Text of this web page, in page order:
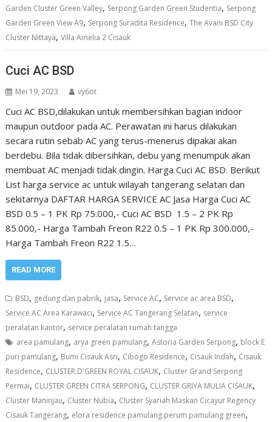
Garden Cluster Green Valley, Serpong Garden Green Studentia, Serpong
Garden Green View A9, Serpong Suradita Residence,The Avani BSD City
Cluster Nittaya,Villa Amelia 2 Cisauk
Cuci AC BSD
Mei 19, 2023 vy6ot
Cuci AC BSD,dilakukan untuk membersihkan bagian indoor
maupun outdoor pada AC. Perawatan ini harus dilakukan
secara rutin sebab AC yang terus-menerus dipakai akan
berdebu. Bila tidak dibersihkan, debu yang menumpuk akan
membuat AC menjadi tidak dingin. Harga Cuci AC BSD. Berikut
List harga service ac untuk wilayah tangerang selatan dan
sekitarnya DAFTAR HARGA SERVICE AC Jasa Harga Cuci AC
BSD 0.5 – 1 PK Rp 75.000,- Cuci AC BSD 1.5 – 2 PK Rp
85.000,- Harga Tambah Freon R22 0.5 – 1 PK Rp 300.000,-
Harga Tambah Freon R22 1.5…
READ MORE
BSD, gedung dan pabrik, jasa, Service AC, Service ac area BSD,
Service AC Area Karawaci, Service AC Tangerang Selatan, service
peralatan kantor, service peralatan rumah tangga
area pamulang, arya green pamulang,Astoria Garden Serpong, block E
puri pamulang, Bumi Cisauk Asri, Cibogo Residence, Cisauk Indah, Cisauk
Residence, CLUSTER D'GREEN ROYAL CISAUK, Cluster Grand Serpong
Permai, CLUSTER GREEN CITRA SERPONG, CLUSTER GRIYA MULIA CISAUK,
Cluster Maninjau, Cluster Nubia, Cluster Syariah Maskan Cicayur Regency
Cisauk Tangerang, elora residence pamulang.perum pamulang green,